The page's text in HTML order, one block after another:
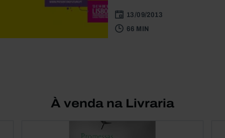
13/09/2013
66 MIN
À venda na Livraria